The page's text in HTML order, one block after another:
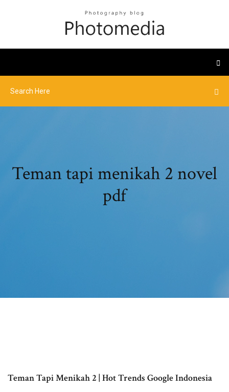
Teman tapi menikah 2 novel
pdf
Teman Tapi Menikah 2 | Hot Trends Google Indonesia